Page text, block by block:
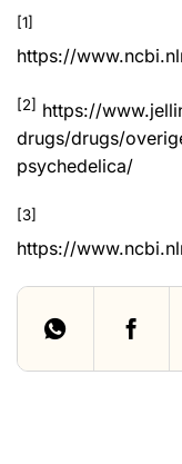
[1]
https://
[2] https://
drugs/drugs/
psychedelica/
[3]
https://